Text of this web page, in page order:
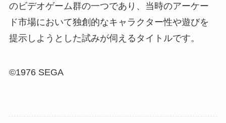
のビデオゲーム群の一つであり、当時のアーケー
ド市場において独創的なキャラクター性や遊びを
提示しようとした試みが伺えるタイトルです。
©1976 SEGA